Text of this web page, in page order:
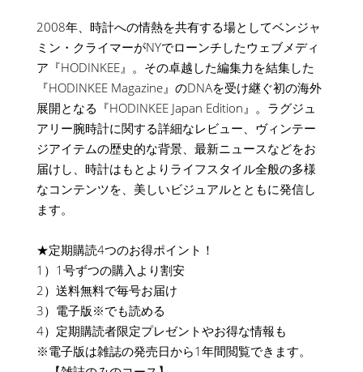
2008年、時計への情熱を共有する場としてベンジャ
ミン・クライマーがNYでローンチしたウェブメディ
ア『HODINKEE』。その卓越した編集力を結集した
『HODINKEE Magazine』のDNAを受け継ぐ初の海外
展開となる『HODINKEE Japan Edition』。ラグジュ
アリー腕時計に関する詳細なレビュー、ヴィンテー
ジアイテムの歴史的な背景、最新ニュースなどをお
届けし、時計はもとよりライフスタイル全般の多様
なコンテンツを、美しいビジュアルとともに発信し
ます。
★定期購読4つのお得ポイント！
1）1号ずつの購入より割安
2）送料無料で毎号お届け
3）電子版※でも読める
4）定期購読者限定プレゼントやお得な情報も
※電子版は雑誌の発売日から1年間閲覧できます。